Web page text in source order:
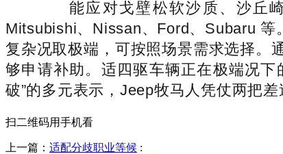
能应对戈壁松软沙质、沙丘崎
Mitsubishi、Nissan、Ford、Subaru 等
复杂况取极端，可按照场景需求选择。
够申请补助。适四驱车辆正在极端况下
破”的多元表示，Jeep牧马人凭仗两把
扫二维码用手机看
上一篇： 适配分歧职业等候 :